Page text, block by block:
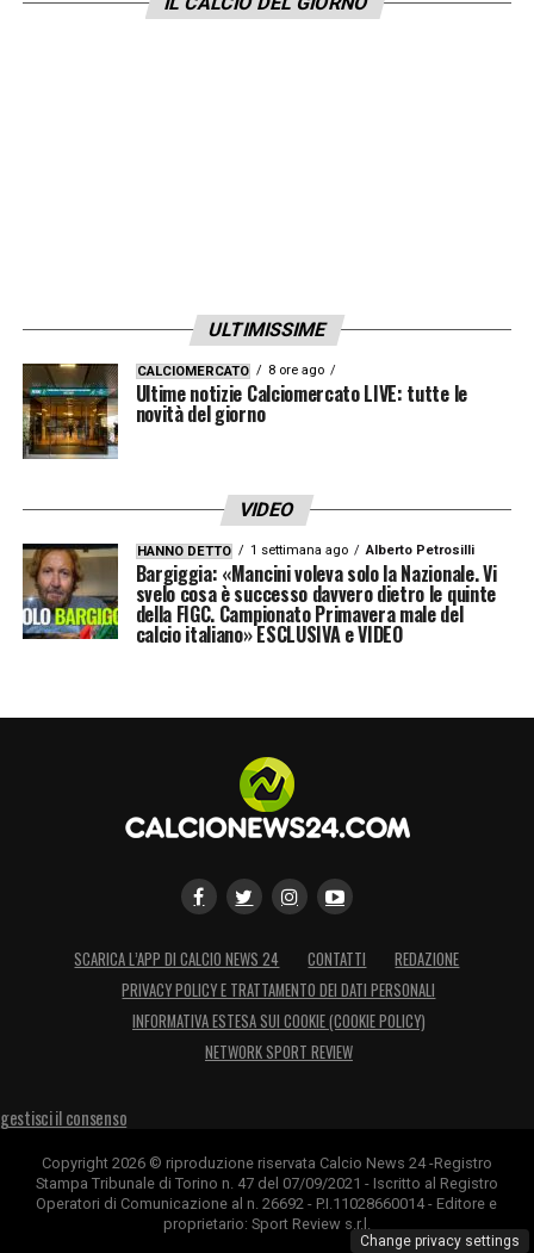
emozionante per la tifoseria meneghina.
ULTIMISSIME
CALCIOMERCATO 8 ore ago
Ultime notizie Calciomercato LIVE: tutte le
novità del giorno
VIDEO
HANNO DETTO 1 settimana ago Alberto Petrosilli
Bargiggia: «Mancini voleva solo la Nazionale. Vi
svelo cosa è successo davvero dietro le quinte
della FIGC. Campionato Primavera male del
calcio italiano» ESCLUSIVA e VIDEO
SCARICA L’APP DI CALCIO NEWS 24 CONTATTI
REDAZIONE
PRIVACY POLICY E TRATTAMENTO DEI DATI PERSONALI
INFORMATIVA ESTESA SUI COOKIE (COOKIE POLICY)
NETWORK SPORT REVIEW
gestisci il consenso
Copyright 2026 © riproduzione riservata Calcio News 24 -Registro
Stampa Tribunale di Torino n. 47 del 07/09/2021 - Iscritto al Registro
Operatori di Comunicazione al n. 26692 - P.I.11028660014 - Editore e
proprietario: Sport Review s.r.l.
Change privacy settings